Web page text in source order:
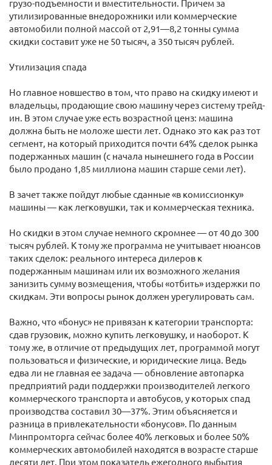
грузо-подъемности и вместительности. Причем за
утилизированные внедорожники или коммерческие
автомобили полной массой от 2,91—8,2 тонны сумма
скидки составит уже не 50 тысяч, а 350 тысяч рублей.
Утилизация спада
Но главное новшество в том, что право на скидку имеют и
владельцы, продающие свою машину через систему трейд-
ин. В этом случае уже есть возрастной ценз: машина
должна быть не моложе шести лет. Однако это как раз тот
сегмент, на который приходится почти 64% сделок рынка
подержанных машин (с начала нынешнего года в России
было продано 1,85 миллиона машин старше семи лет).
В зачет также пойдут любые сданные «в комиссионку»
машины — как легковушки, так и коммерческая техника.
Но скидки в этом случае немного скромнее — от 40 до 300
тысяч рублей. К тому же программа не учитывает нюансов
таких сделок: реального интереса дилеров к
подержанным машинам или их возможного желания
занизить сумму возмещения, чтобы «отбить» издержки по
скидкам. Эти вопросы рынок должен урегулировать сам.
Важно, что «бонус» не привязан к категории транспорта:
сдав грузовик, можно купить легковушку, и наоборот. К
тому же, в отличие от предыдущих лет, программой могут
пользоваться и физические, и юридические лица. Ведь
едва ли не главная ее задача — обновление автопарка
предприятий ради поддержки производителей легкого
коммерческого транспорта и автобусов, у которых спад
производства составил 30—37%. Этим объясняется и
разница в привлекательности «бонусов». По данным
Минпромторга сейчас более 40% легковых и более 50%
коммерческих автомобилей находятся в возрасте старше
десяти лет. При этом показатель ежегодного выбытия